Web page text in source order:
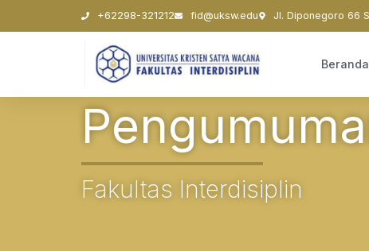
+62298-321212 fid@uksw.edu Jl. Diponegoro 66
Beranda
Fakultas Interdisiplin